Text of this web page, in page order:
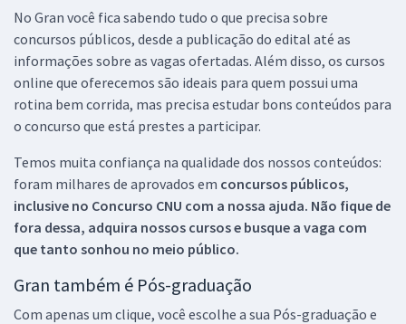
No Gran você fica sabendo tudo o que precisa sobre
concursos públicos, desde a publicação do edital até as
informações sobre as vagas ofertadas. Além disso, os cursos
online que oferecemos são ideais para quem possui uma
rotina bem corrida, mas precisa estudar bons conteúdos para
o concurso que está prestes a participar.
Temos muita confiança na qualidade dos nossos conteúdos:
foram milhares de aprovados em concursos públicos,
inclusive no Concurso CNU com a nossa ajuda. Não fique de
fora dessa, adquira nossos cursos e busque a vaga com
que tanto sonhou no meio público.
Gran também é Pós-graduação
Com apenas um clique, você escolhe a sua Pós-graduação e